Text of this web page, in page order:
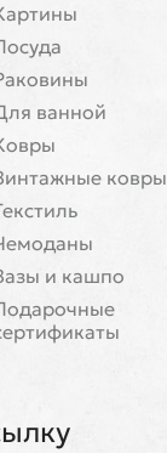
ванной
ковры
и кашпо